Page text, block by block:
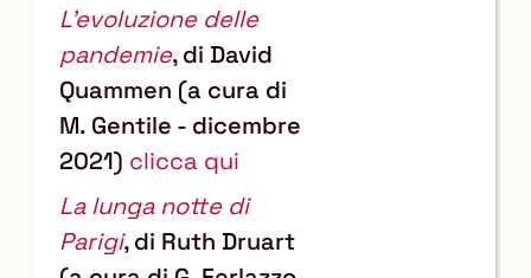
L’evoluzione delle
pandemie, di David
Quammen (a cura di
M. Gentile - dicembre
2021) clicca qui
La lunga notte di
Parigi, di Ruth Druart